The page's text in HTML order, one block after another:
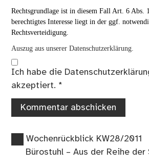
Rechtsgrundlage ist in diesem Fall Art. 6
berechtigtes Interesse liegt in der ggf.
Rechtsverteidigung.
Auszug aus unserer Datenschutzerklärung.
Ich habe die
akzeptiert. *
Beitragsnavigation
Vorheriger
Beitrag:
Wochenrückblick KW28/2011
Nächster
Bürostuhl – Aus der Reihe